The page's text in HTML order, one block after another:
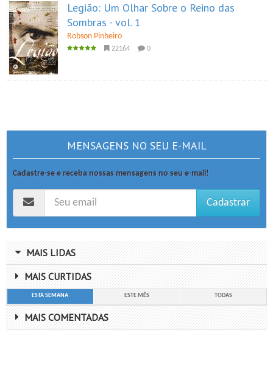
Legião: Um Olhar Sobre o Reino das
Sombras - vol. 1
Robson Pinheiro
22164 0
MENSAGENS NO SEU E-MAIL
Cadastre-se e receba nossas mensagens no seu e-mail!
Cadastrar
MAIS LIDAS
MAIS CURTIDAS
ESTA SEMANA ESTE MÊS TODAS
MAIS COMENTADAS